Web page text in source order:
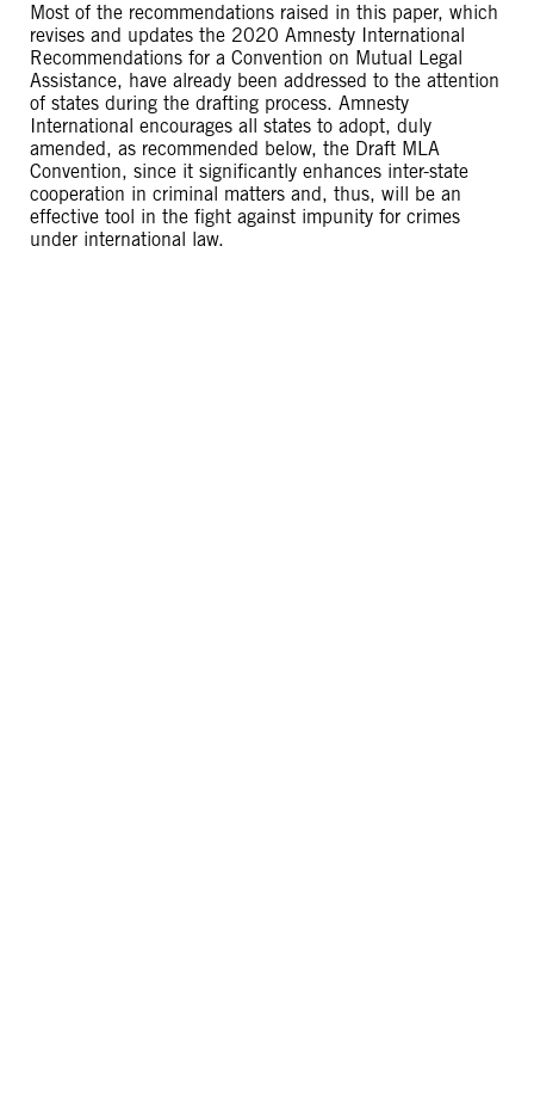
Most of the recommendations raised in this paper, which
revises and updates the 2020 Amnesty International
Recommendations for a Convention on Mutual Legal
Assistance, have already been addressed to the attention
of states during the drafting process. Amnesty
International encourages all states to adopt, duly
amended, as recommended below, the Draft MLA
Convention, since it significantly enhances inter-state
cooperation in criminal matters and, thus, will be an
effective tool in the fight against impunity for crimes
under international law.